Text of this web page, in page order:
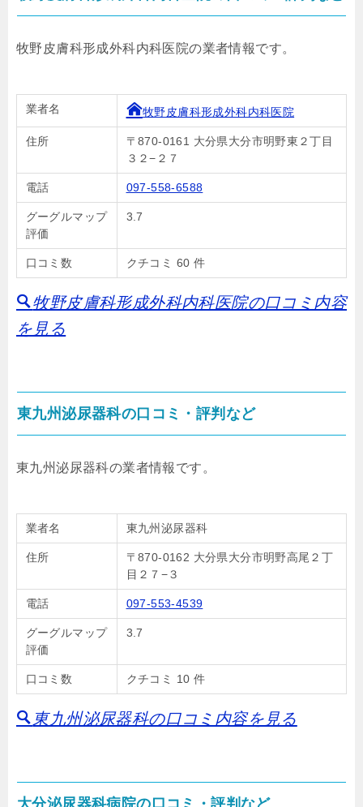
牧野皮膚科形成外科内科医院の業者情報です。
業者名 牧野皮膚科形成外科内科医院
住所
〒870-0161 大分県大分市明野東２丁目
３２−２７
電話 097-558-6588
グーグルマップ
評価
3.7
口コミ数 クチコミ 60 件
牧野皮膚科形成外科内科医院の口コミ内容
を見る
東九州泌尿器科の口コミ・評判など
東九州泌尿器科の業者情報です。
業者名 東九州泌尿器科
住所
〒870-0162 大分県大分市明野高尾２丁
目２７−３
電話 097-553-4539
グーグルマップ
評価
3.7
口コミ数 クチコミ 10 件
東九州泌尿器科の口コミ内容を見る